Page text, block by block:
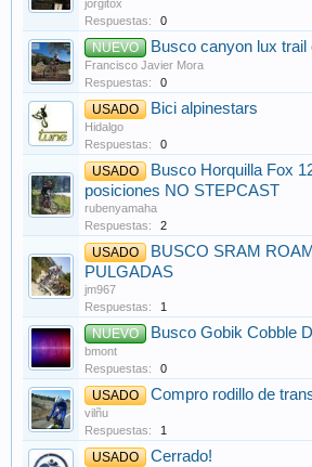
jorgitox
Respuestas:
0
NUEVO Busco canyon lux trail
Francisco Javier Mora
Respuestas:
0
USADO Bici alpinestars
Hidalgo
Respuestas:
0
USADO
Busco Horquilla Fox
posiciones NO STEPCAST
rubenyamaha
Respuestas:
2
USADO
BUSCO SRAM
PULGADAS
jm967
Respuestas:
1
NUEVO Busco Gobik Cobble
bmont
Respuestas:
0
USADO Compro rodillo de
vilñu
Respuestas:
1
USADO Cerrado!